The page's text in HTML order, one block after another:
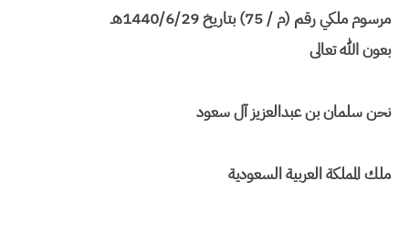
مرسوم ملكي رقم (م / 75) بتاريخ 1440/6/29هـ
بعون الله تعالى
نحن سلمان بن عبدالعزيز آل سعود
ملك المملكة العربية السعودية